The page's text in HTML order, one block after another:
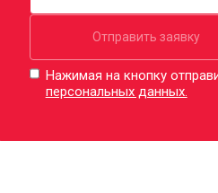
Отправить заявку
Нажимая на кнопку
персональных данных.